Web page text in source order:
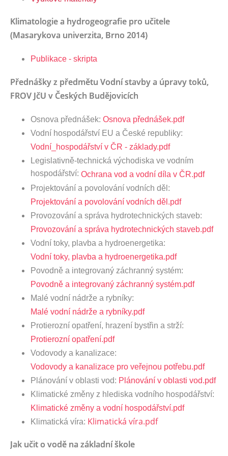
Klimatologie a hydrogeografie pro učitele
(Masarykova univerzita, Brno 2014)
Publikace - skripta
Přednášky z předmětu Vodní stavby a úpravy toků,
FROV JčU v Českých Budějovicích
Osnova přednášek: Osnova přednášek.pdf
Vodní hospodářství EU a České republiky:
Vodní_hospodářství v ČR - základy.pdf
Legislativně-technická východiska ve vodním
hospodářství: Ochrana vod a vodní díla v ČR.pdf
Projektování a povolování vodních děl:
Projektování a povolování vodních děl.pdf
Provozování a správa hydrotechnických staveb:
Provozování a správa hydrotechnických staveb.pdf
Vodní toky, plavba a hydroenergetika:
Vodní toky, plavba a hydroenergetika.pdf
Povodně a integrovaný záchranný systém:
Povodně a integrovaný záchranný systém.pdf
Malé vodní nádrže a rybníky:
Malé vodní nádrže a rybníky.pdf
Protierozní opatření, hrazení bystřin a strží:
Protierozní opatření.pdf
Vodovody a kanalizace:
Vodovody a kanalizace pro veřejnou potřebu.pdf
Plánování v oblasti vod: Plánování v oblasti vod.pdf
Klimatické změny z hlediska vodního hospodářství:
Klimatické změny a vodní hospodářství.pdf
Klimatická víra: Klimatická víra.pdf
Jak učit o vodě na základní škole